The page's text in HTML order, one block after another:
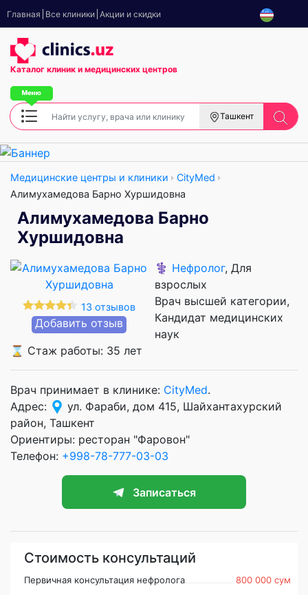
Главная Все клиники Акции и скидки
Каталог клиник и медицинских центров
Ташкент
Медицинские центры и клиники
CityMed
Алимухамедова Барно Хуршидовна
Алимухамедова Барно
Хуршидовна
13 отзывов
Добавить отзыв
⚕️ Нефролог, Для
взрослых
Врач высшей категории
Кандидат медицинских
наук
⌛ Стаж работы: 35 лет
Врач принимает в клинике: CityMed.
Адрес:
ул. Фараби, дом 415, Шайхантахурский
район, Ташкент
Ориентиры: ресторан "Фаровон"
Телефон: +998-78-777-03-03
Записаться
Стоимость консультаций
Первичная консультация нефролога 800 000 сум